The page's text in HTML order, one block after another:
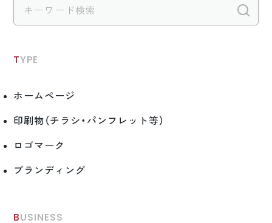
TYPE
ホームページ
印刷物（チラシ・パンフレット等）
ロゴマーク
ブランディング
BUSINESS